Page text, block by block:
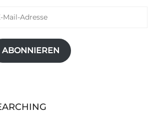
ABONNIEREN